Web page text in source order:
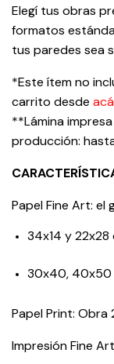
Elegí tus obras
formatos
tus paredes sea
*Este ítem no
carrito desde acá
**Lámina
producción:
Papel Fine Art: el
34x14 y
30x40, 40x50
Papel Print: Obra
Impresión Fine